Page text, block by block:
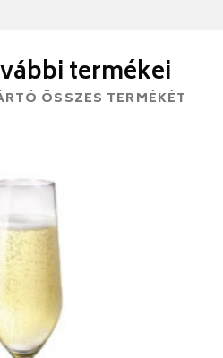
termékei
ÖSSZES TERMÉKÉT